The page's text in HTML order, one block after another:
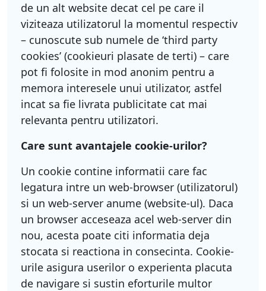
de un alt website decat cel pe care il
viziteaza utilizatorul la momentul respectiv
– cunoscute sub numele de ‘third party
cookies’ (cookieuri plasate de terti) – care
pot fi folosite in mod anonim pentru a
memora interesele unui utilizator, astfel
incat sa fie livrata publicitate cat mai
relevanta pentru utilizatori.
Care sunt avantajele cookie-urilor?
Un cookie contine informatii care fac
legatura intre un web-browser (utilizatorul)
si un web-server anume (website-ul). Daca
un browser acceseaza acel web-server din
nou, acesta poate citi informatia deja
stocata si reactiona in consecinta. Cookie-
urile asigura userilor o experienta placuta
de navigare si sustin eforturile multor